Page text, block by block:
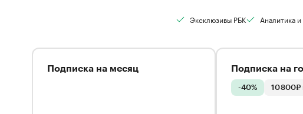
Эксклюзивы РБК Аналитика
Подписка на месяц Подписка на
-40% 10 800₽